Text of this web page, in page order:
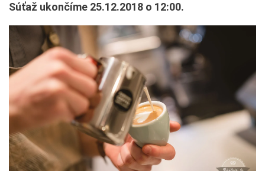
Súťaž ukončíme 25.12.2018 o 12:00.